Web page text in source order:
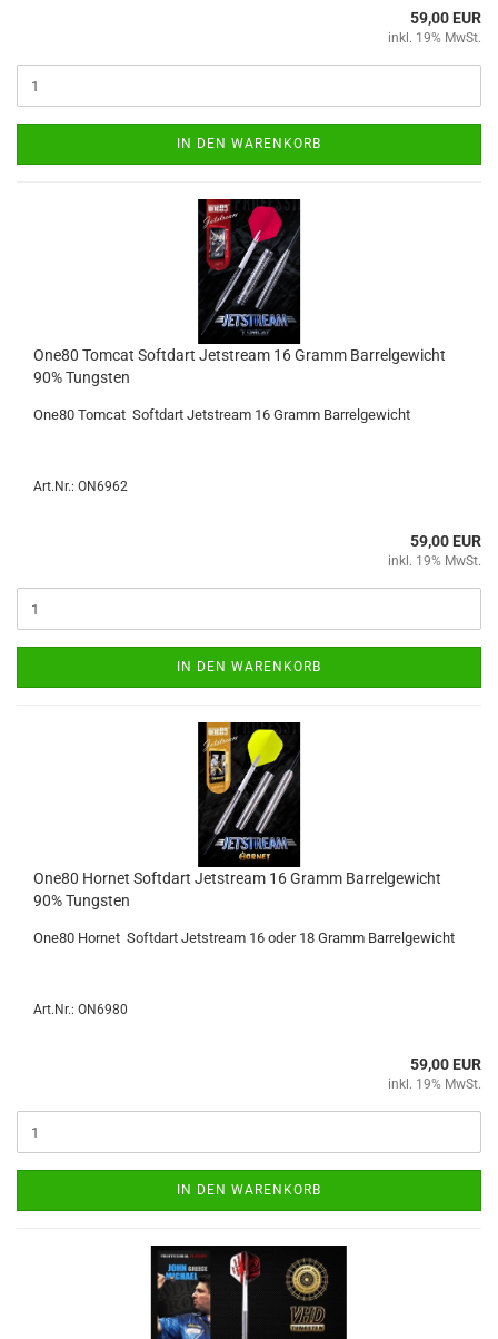
59,00 EUR
inkl. 19% MwSt.
IN DEN WARENKORB
One80 Tom­cat Softdart Jet­stream 16 Gramm Bar­rel­ge­wicht
90% Tungs­ten
One80 Tom­cat Softdart Jet­stream 16 Gramm Bar­rel­ge­wicht
Art.Nr.: ON6962
59,00 EUR
inkl. 19% MwSt.
IN DEN WARENKORB
One80 Hor­net Softdart Jet­stream 16 Gramm Bar­rel­ge­wicht
90% Tungs­ten
One80 Hor­net Softdart Jet­stream 16 oder 18 Gramm Bar­rel­ge­wicht
Art.Nr.: ON6980
59,00 EUR
inkl. 19% MwSt.
IN DEN WARENKORB